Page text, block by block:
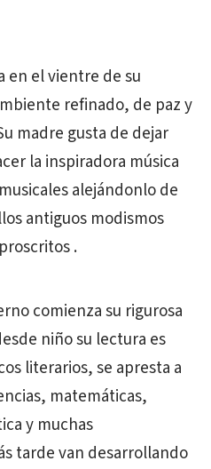
en el vientre de su
refinado, de paz y
madre gusta de dejar
la inspiradora música
alejándonlo de
antiguos modismos
.
comienza su rigurosa
niño su lectura es
literarios, se apresta a
matemáticas,
y muchas
tarde van desarrollando